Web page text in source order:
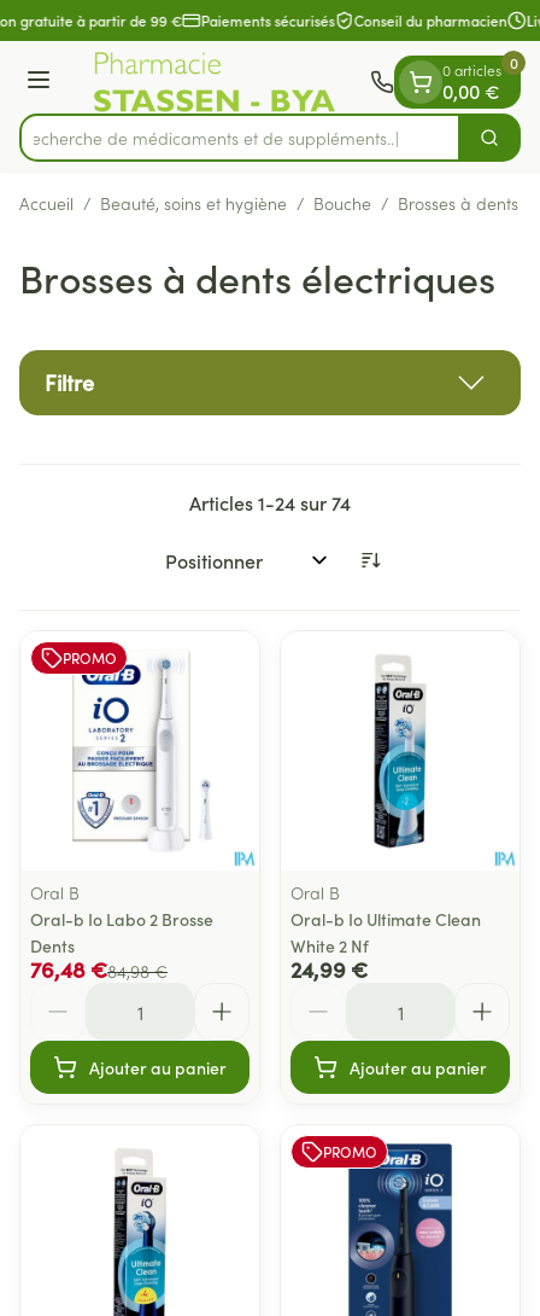
Aller au contenu
1 de 1
gratuite à partir de 99 € Paiements sécurisés Conseil du pharmacien
Menu
Rechercher
Recherche de médicaments e
0 articles
0,00 €
0
Accueil / Beauté, soins et hygiène / Bouche / Brosses à dents
Brosses à dents électriques
Filtre
Articles1-24sur74
Trier par:
PROMO
Oral B
Oral-b Io Labo 2 Brosse
Dents
84,98 €
76,48 €
Ajouter au panier
Oral B
Oral-b Io Ultimate Clean
White 2 Nf
24,99 €
Ajouter au panier
PROMO